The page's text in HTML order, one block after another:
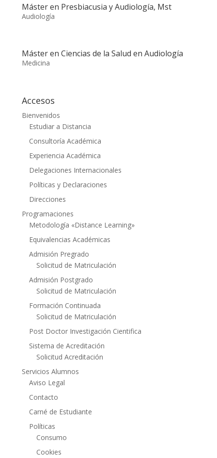
Máster en Presbiacusia y Audiología, Mst
Audiología
Máster en Ciencias de la Salud en Audiología
Medicina
Accesos
Bienvenidos
Estudiar a Distancia
Consultoría Académica
Experiencia Académica
Delegaciones Internacionales
Políticas y Declaraciones
Direcciones
Programaciones
Metodología «Distance Learning»
Equivalencias Académicas
Admisión Pregrado
Solicitud de Matriculación
Admisión Postgrado
Solicitud de Matriculación
Formación Continuada
Solicitud de Matriculación
Post Doctor Investigación Cientifica
Sistema de Acreditación
Solicitud Acreditación
Servicios Alumnos
Aviso Legal
Contacto
Carné de Estudiante
Políticas
Consumo
Cookies